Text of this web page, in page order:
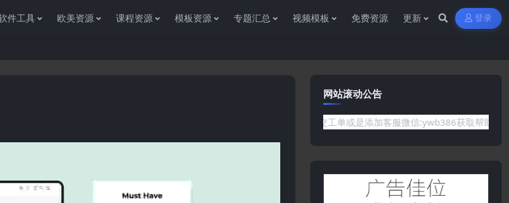
件工具 欧美资源 课程资源 模板资源 专题汇总 视频模板 免费资源 更新 登录
网站滚动公告
源杂货铺获取各种信息资源!如果遇到任何问题或是网站没有你需要的资源,欢迎提交工单或是添加客服微信:ywb386获取帮助